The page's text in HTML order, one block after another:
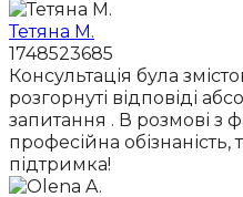
Тетяна М.
1748523685
Консультація була
розгорнуті відповіді
запитання . В розмові з
професійна
підтримка!